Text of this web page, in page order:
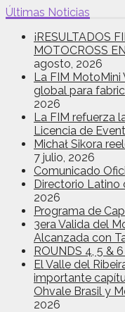
Últimas Noticias
¡RESULTADOS
MOTOCROSS
agosto, 2026
La FIM MotoMini
global para
2026
La FIM refuerza
Licencia de
Michał Sikora
7 julio, 2026
Comunicado
Directorio Latino
2026
Programa de
3era Valida del
Alcanzada con
ROUNDS 4, 5 &
El Valle del
importante
Ohvale Brasil y
2026